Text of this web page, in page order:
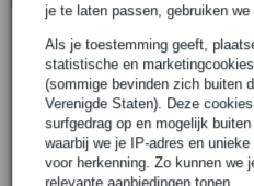
je te laten passen, gebruiken we
Als je toestemming geeft,
statistische en
(sommige bevinden zich buiten
Verenigde Staten). Deze
surfgedrag op en mogelijk
waarbij we je IP-adres en unieke
voor herkenning. Zo kunnen we
relevante aanbiedingen tonen.
Bestel voor 23:00 = morgen in
30 dagen 'niet goed geld
3 jaar Bax Music garantie